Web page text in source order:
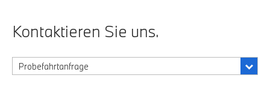
Kontaktieren Sie uns.